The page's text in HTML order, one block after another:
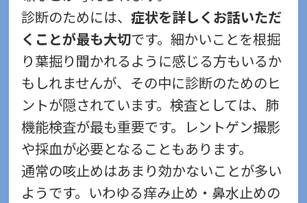
診断のためには、症状を詳しくお話いただ
くことが最も大切です。細かいことを根掘
り葉掘り聞かれるように感じる方もいるか
もしれませんが、その中に診断のためのヒ
ントが隠されています。検査としては、肺
機能検査が最も重要です。レントゲン撮影
や採血が必要となることもあります。
通常の咳止めはあまり効かないことが多い
ようです。いわゆる痒み止め・鼻水止めの